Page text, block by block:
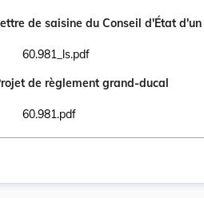
de saisine du Conseil d'État
60.981_ls.pdf
Ouvrir le document 60.981_ls.pdf dans
de règlement grand-ducal
60.981.pdf
Ouvrir le document 60.981.pdf dans un